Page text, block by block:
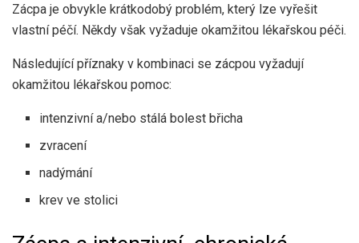
Zácpa je obvykle krátkodobý problém, který lze vyřešit
vlastní péčí. Někdy však vyžaduje okamžitou lékařskou péči.
Následující příznaky v kombinaci se zácpou vyžadují
okamžitou lékařskou pomoc:
intenzivní a/nebo stálá bolest břicha
zvracení
nadýmání
krev ve stolici